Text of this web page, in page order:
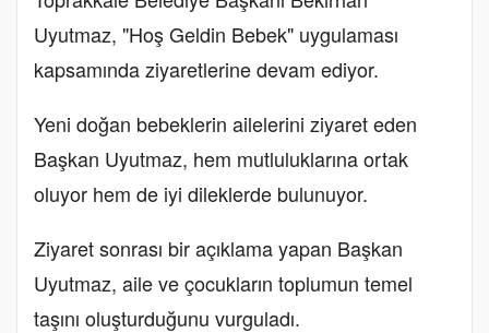
Uyutmaz, "Hoş Geldin Bebek" uygulaması
kapsamında ziyaretlerine devam ediyor.
Yeni doğan bebeklerin ailelerini ziyaret eden
Başkan Uyutmaz, hem mutluluklarına ortak
oluyor hem de iyi dileklerde bulunuyor.
Ziyaret sonrası bir açıklama yapan Başkan
Uyutmaz, aile ve çocukların toplumun temel
taşını oluşturduğunu vurguladı.